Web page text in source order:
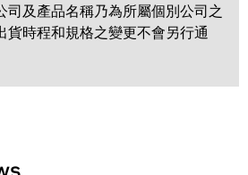
司及產品名稱乃為所屬個別公司之
貨時程和規格之變更不會另行通